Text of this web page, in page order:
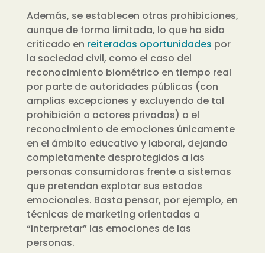
Además, se establecen otras prohibiciones,
aunque de forma limitada, lo que ha sido
criticado en reiteradas oportunidades por
la sociedad civil, como el caso del
reconocimiento biométrico en tiempo real
por parte de autoridades públicas (con
amplias excepciones y excluyendo de tal
prohibición a actores privados) o el
reconocimiento de emociones únicamente
en el ámbito educativo y laboral, dejando
completamente desprotegidos a las
personas consumidoras frente a sistemas
que pretendan explotar sus estados
emocionales. Basta pensar, por ejemplo, en
técnicas de marketing orientadas a
“interpretar” las emociones de las
personas.